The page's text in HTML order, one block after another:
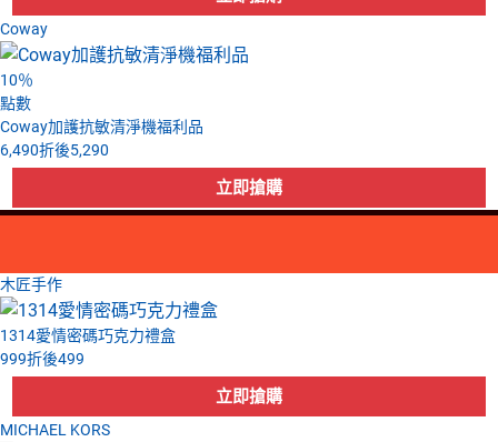
Coway
10％
點數
Coway加護抗敏清淨機福利品
6,490折後5,290
木匠手作
1314愛情密碼巧克力禮盒
999折後499
MICHAEL KORS